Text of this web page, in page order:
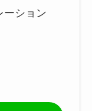
ーション